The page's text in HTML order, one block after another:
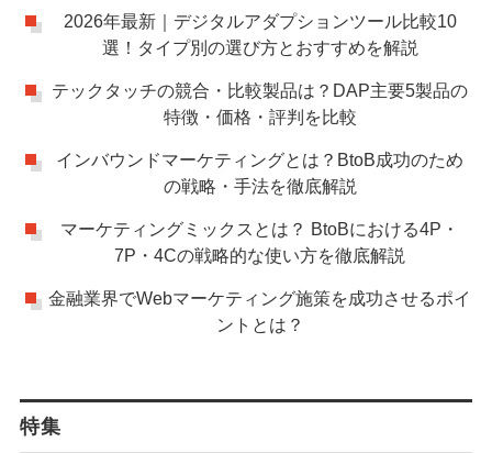
2026年最新｜デジタルアダプションツール比較10
選！タイプ別の選び方とおすすめを解説
テックタッチの競合・比較製品は？DAP主要5製品の
特徴・価格・評判を比較
インバウンドマーケティングとは？BtoB成功のため
の戦略・手法を徹底解説
マーケティングミックスとは？ BtoBにおける4P・
7P・4Cの戦略的な使い方を徹底解説
金融業界でWebマーケティング施策を成功させるポイ
ントとは？
特集